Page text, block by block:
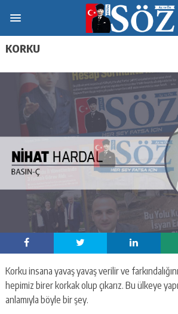
KORKU
Korku insana yavaş yavaş verilir ve
hepimiz birer korkak olup çıkarız. Bu ülkeye
anlamıyla böyle bir şey.